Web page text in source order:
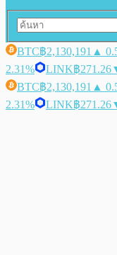
BTC฿2,130,191 ▲
2.31%
LINK฿271.26
BTC฿2,130,191 ▲
2.31%
LINK฿271.26